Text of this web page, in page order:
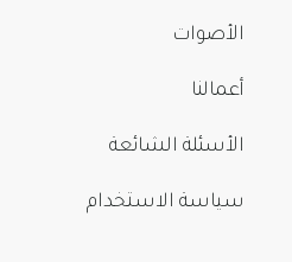
الأصوات
أعمالنا
الأسئلة الشائعة
سياسة الاستخدام